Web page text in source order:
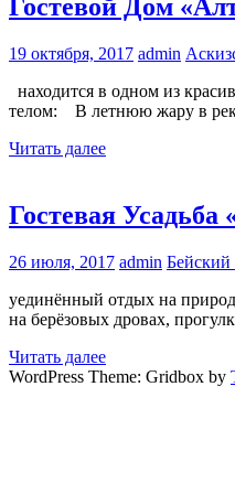
Гостевой Дом
19 октября, 2017 admin
находится в одном из
телом: В летнюю жару в
Читать далее
Гостевая
26 июля, 2017 admin Бейский
уединённый отдых на
на берёзовых дровах,
Читать далее
WordPress Theme: Gridbox by